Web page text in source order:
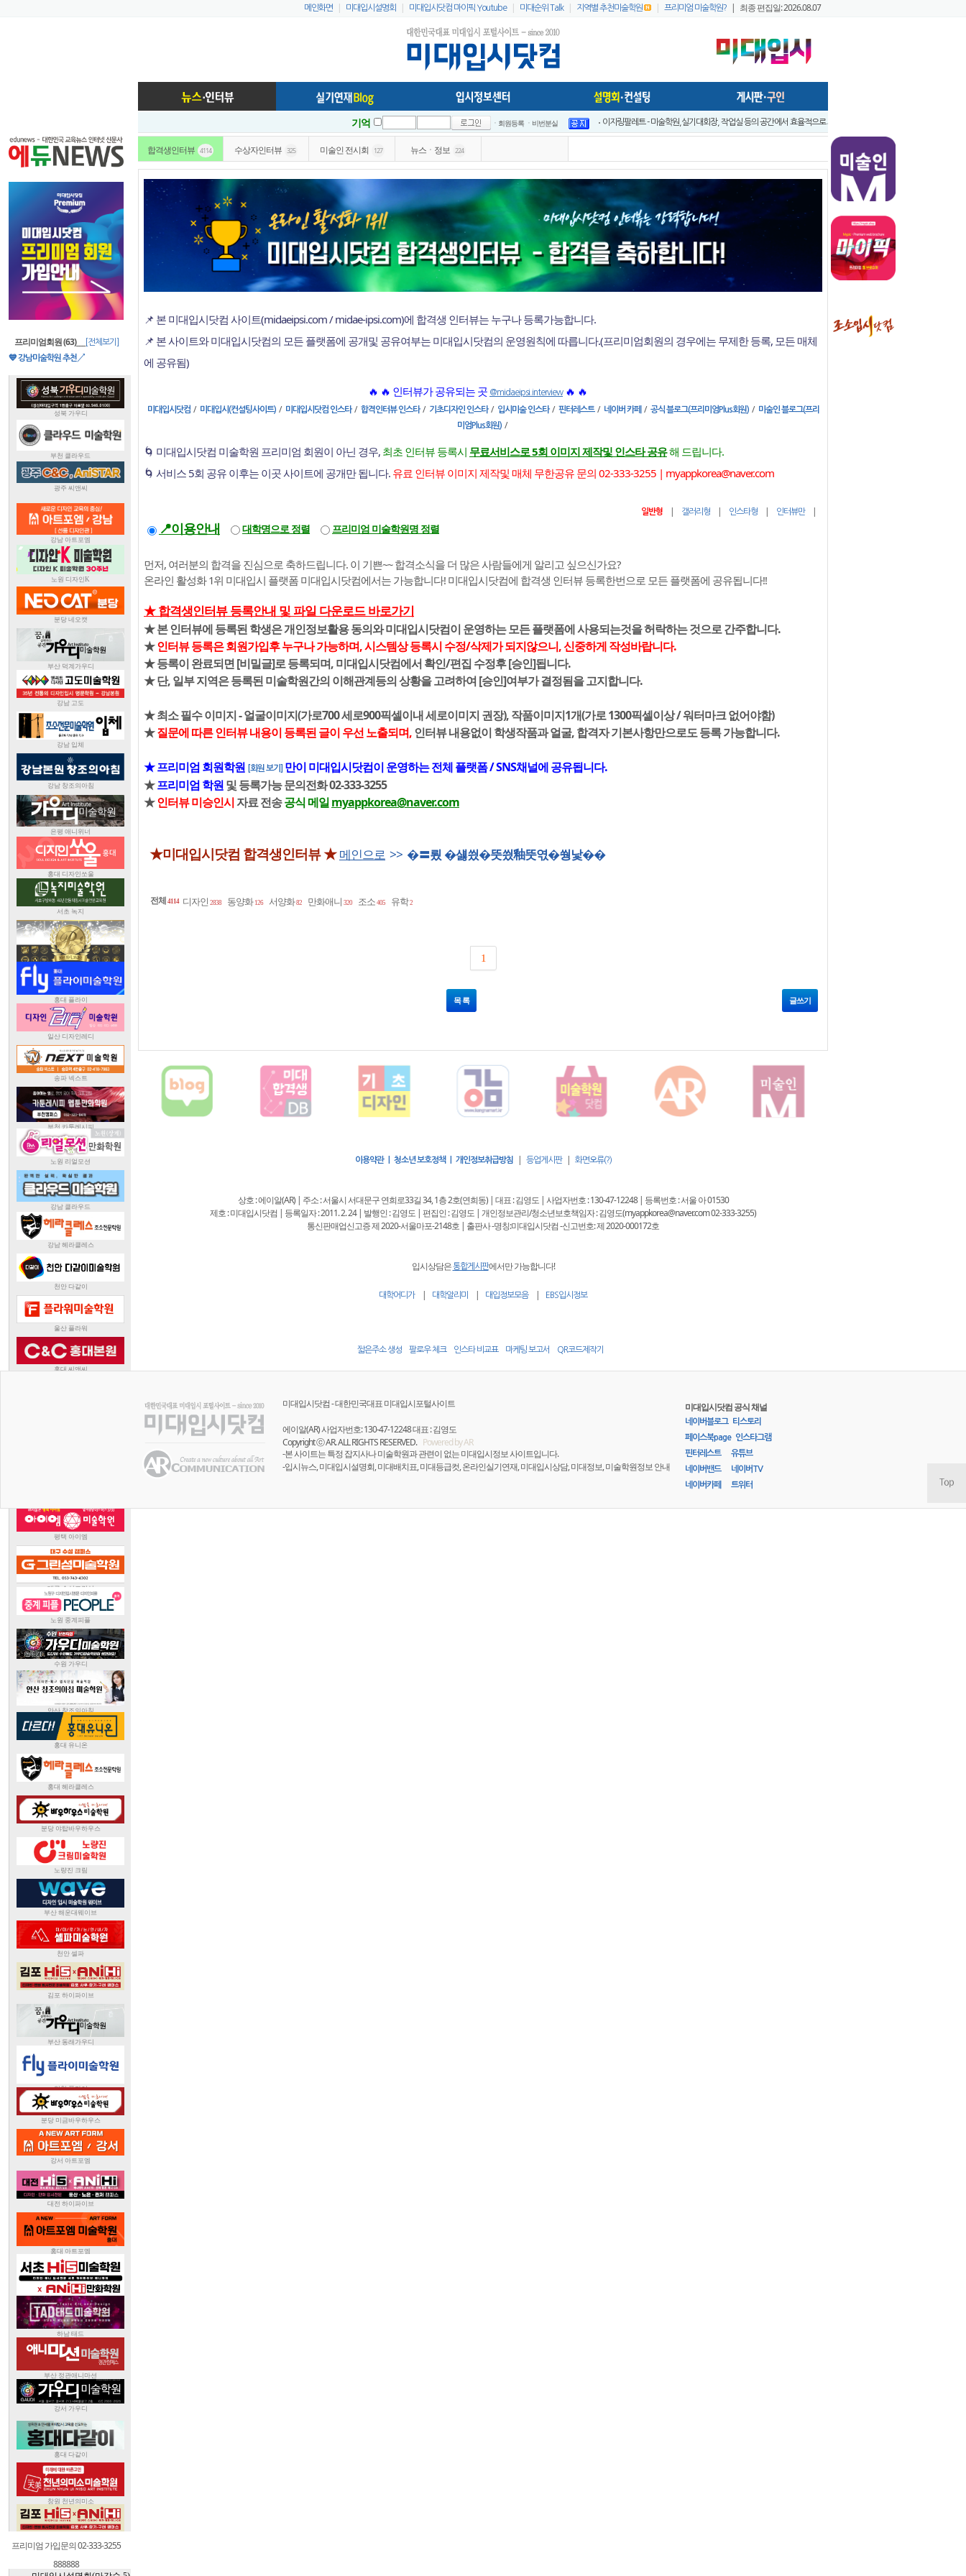
프리미엄회원 (63)___
[전체보기]
💙 강남미술학원 추천↗
프리미엄 가입문의 02-333-3255
888888
메인화면 | 미대입시설명회 | 미대입시닷컴 마이픽 Youtube | 미대순위 Talk | 지역별 추천미술학원 | 프리미엄 미술학원? | 최종 편집일: 2026.08.07
기억 ㆍ회원등록 ㆍ비번분실
이지링팔레트 - 미술학원,실기대회장, 작업실 등의 공간에서 효율적으로 사용가능하게..
2021 홍대앞 입시미술 실기대전 A+ 우수작 발표 - 홍대지구 입시미술학원연합회
2021 홍대앞 입시미술 실기대전 입시반 예비반 주제발표 - 홍대지구 입시미술학원연합..
2021 전국입시미술 실기대전 - 전국 연합시험 교수평가 현장 짧은 영상 보기 - 순차적..
2021 전국입시미술실기대전 [입시반, 예비반 주제 발표] -전국연합시험 미술교육협의회..
인스타 리스트
2023 홍대지구 연합시험1
미대입시닷컴 프리미엄 회원 가이드1 - 포스팅 원고
미대배치표 2022 미대정시배치표 백분위 미대수능 등급컷 다운로드 안내
2021 홍대 창아 예비반 전시회
합격생인터뷰 4114 수상자인터뷰 325 미술인 전시회 127 뉴스ㆍ정보 224
📌 본 미대입시닷컴 사이트(midaeipsi.com / midae-ipsi.com)에 합격생 인터뷰는 누구나 등록가능합니다.
📌 본 사이트와 미대입시닷컴의 모든 플랫폼에 공개및 공유여부는 미대입시닷컴의 운영원칙에 따릅니다.(프리미엄회원의 경우에는 무제한 등록, 모든 매체
에 공유됨)
🔥 🔥 인터뷰가 공유되는 곳 @midaeipsi.interview🔥 🔥
미대입시닷컴/ 미대입시(컨설팅사이트)/ 미대입시닷컴 인스타/ 합격인터뷰 인스타/ 기초디자인 인스타/ 입시미술 인스타/ 핀터레스트/ 네이버 카페 / 공식 블로그(프리미엄Plus회원)/ 미술인 블로그(프리
미엄Plus회원)/
🌀 미대입시닷컴 미술학원 프리미엄 회원이 아닌 경우, 최초 인터뷰 등록시 무료서비스로 5회 이미지 제작및 인스타 공유해 드립니다.
🌀 서비스 5회 공유 이후는 이곳 사이트에 공개만 됩니다. 유료 인터뷰 이미지 제작및 매체 무한공유 문의 02-333-3255 | myappkorea@naver.com
일반형 | 갤러리형 | 인스타형 | 인터뷰만|
📍이용안내 대학명으로 정렬 프리미엄 미술학원명 정렬
먼저, 여러분의 합격을 진심으로 축하드립니다. 이 기쁜~~ 합격소식을 더 많은 사람들에게 알리고 싶으신가요?
온라인 활성화 1위 미대입시 플랫폼 미대입시닷컴에서는 가능합니다! 미대입시닷컴에 합격생 인터뷰 등록한번으로 모든 플랫폼에 공유됩니다!!
★ 합격생인터뷰 등록안내 및 파일 다운로드 바로가기
★ 본 인터뷰에 등록된 학생은 개인정보활용 동의와 미대입시닷컴이 운영하는 모든 플랫폼에 사용되는것을 허락하는 것으로 간주합니다.
★인터뷰 등록은 회원가입후 누구나 가능하며, 시스템상 등록시 수정/삭제가 되지않으니, 신중하게 작성바랍니다.
★ 등록이 완료되면 [비밀글]로 등록되며, 미대입시닷컴에서 확인/편집 수정후 [승인]됩니다.
★ 단, 일부 지역은 등록된 미술학원간의 이해관계등의 상황을 고려하여 [승인]여부가 결정됨을 고지합니다.
★ 최소 필수 이미지 - 얼굴이미지(가로700 세로900픽셀이내 세로이미지 권장), 작품이미지1개(가로 1300픽셀이상 / 워터마크 없어야함)
★질문에 따른 인터뷰 내용이 등록된 글이 우선 노출되며,인터뷰 내용없이 학생작품과 얼굴, 합격자 기본사항만으로도 등록 가능합니다.
★ 프리미엄 회원학원 [회원 보기]
만이 미대입시닷컴이 운영하는 전체 플랫폼 / SNS채널에 공유됩니다.
★프리미엄 학원및 등록가능 문의전화 02-333-3255
★인터뷰 미승인시자료 전송공식 메일myappkorea@naver.com
★미대입시닷컴 합격생인터뷰 ★메인으로 >> �〓룄 �섏씠�뚯씠釉뚯엯�쒕낯��
전체 4114 디자인 2838 동양화 126 서양화82 만화애니 320 조소 405 유학2
1
목 록 글쓰기
이용약관 | 청소년 보호정책 | 개인정보취급방침| 등업게시판| 화면오류(?)
상호 : 에이알(AR) | 주소 : 서울시 서대문구 연희로33길 34, 1층 2호(연희동) | 대표 : 김영도 | 사업자번호 : 130-47-12248 | 등록번호 : 서울 아 01530
제호 : 미대입시닷컴 | 등록일자 : 2011. 2. 24 | 발행인 : 김영도 | 편집인 : 김영도 | 개인정보관리/청소년보호책임자 : 김영도(myappkorea@naver.com 02-333-3255)
통신판매업신고증 제 2020-서울마포-2148호 | 출판사 -명칭:미대입시닷컴 -신고번호: 제 2020-000172호
입시상담은통합게시판에서만 가능합니다!
대학어디가| 대학알리미 | 대입정보모음| EBS입시정보
짧은주소 생성 팔로우 체크 인스타 비교표 마케팅 보고서 QR코드제작기
미대입시닷컴 - 대한민국대표 미대입시포털사이트
에이알(AR) 사업자번호: 130-47-12248 대표 : 김영도
Copyright ⓒ AR. ALL RIGHTS RESERVED. Powered by AR
-본 사이트는 특정 잡지사나 미술학원과 관련이 없는 미대입시정보 사이트입니다.
-입시뉴스, 미대입시설명회, 미대배치표, 미대등급컷, 온라인실기연재, 미대입시상담, 미대정보, 미술학원정보 안내
미대입시닷컴 공식 채널
네이버블로그 티스토리
페이스북page 인스타그램
핀터레스트
유튜브
네이버밴드
네이버TV
네이버카페
트위터